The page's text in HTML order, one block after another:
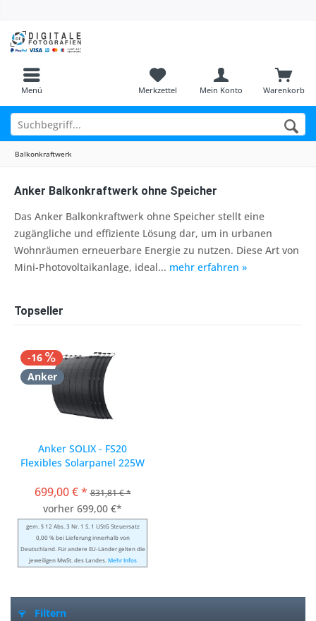
Menü Warenkorb
Merkzettel Mein Konto
Balkonkraftwerk
Anker Balkonkraftwerk ohne Speicher
Das Anker Balkonkraftwerk ohne Speicher stellt eine
zugängliche und effiziente Lösung dar, um in urbanen
Wohnräumen erneuerbare Energie zu nutzen. Diese Art von
Mini-Photovoltaikanlage, ideal... mehr erfahren »
Topseller
-16
Anker
Anker SOLIX - FS20
Flexibles Solarpanel 225W
699,00 € * 831,81 € *
vorher 699,00 €*
gem. § 12 Abs. 3 Nr. 1 S. 1 UStG Steuersatz
0,00 % bei Lieferung innerhalb von
Deutschland. Für andere EU-Länder gelten die
jeweiligen MwSt. des Landes. Mehr Infos
Filtern